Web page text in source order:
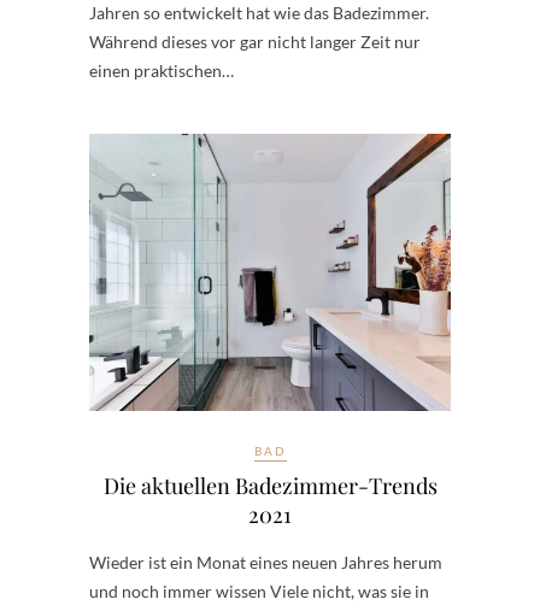
Jahren so entwickelt hat wie das Badezimmer.
Während dieses vor gar nicht langer Zeit nur
einen praktischen…
BAD
Die aktuellen Badezimmer-Trends
2021
Wieder ist ein Monat eines neuen Jahres herum
und noch immer wissen Viele nicht, was sie in